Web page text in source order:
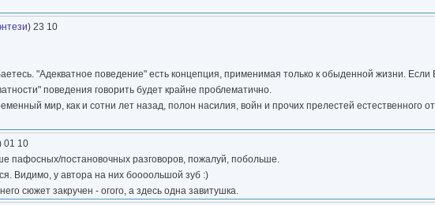
) 23 10
"Адекватное поведение" есть концепция, применимая только к обыденной жизни. Если
поведения говорить будет крайне проблематично.
мир, как и сотни лет назад, полон насилия, войн и прочих прелестей естественного
01 10
пафосных/постановочных разговоров, пожалуй, побольше.
Видимо, у автора на них боооольшой зуб :)
сюжет закручен - огого, а здесь одна завитушка.